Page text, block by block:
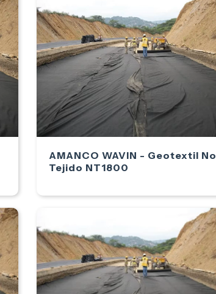
AMANCO WAVIN - Geotextil No
Tejido NT1800